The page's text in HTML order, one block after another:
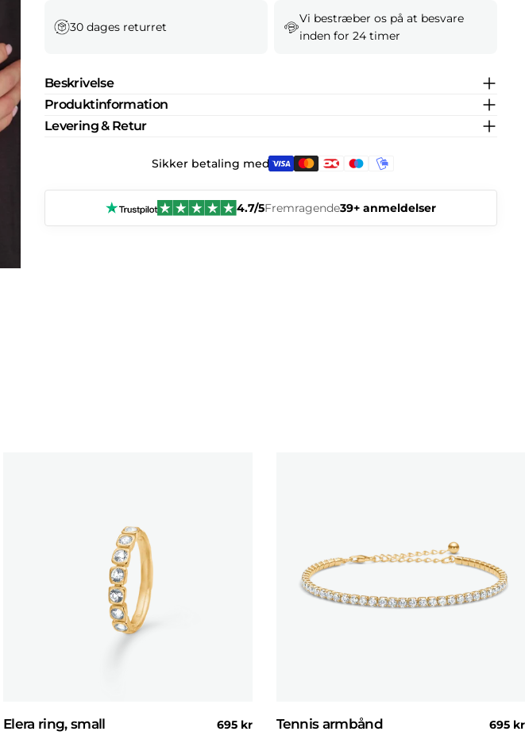
30 dages returret
Vi bestræber os på at besvare
inden for 24 timer
Beskrivelse
Produktinformation
Levering & Retur
Sikker betaling med:
4.7/5Fremragende39+ anmeldelser
Elera ring, small
Normal
695 kr
Tennis armbånd
695 kr